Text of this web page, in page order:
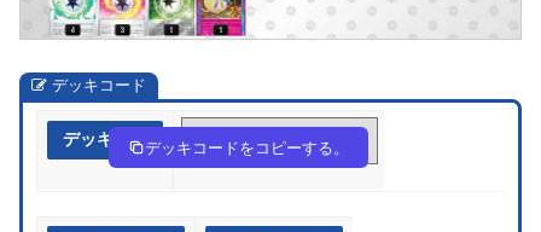
デッキコード
デッキ作成 15vVkw-fu29rE-VbVFk1
デッキコードをコピーする。